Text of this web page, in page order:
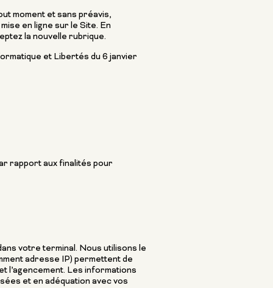
moment et sans préavis,
en ligne sur le Site. En
la nouvelle rubrique.
et Libertés du 6 janvier
rapport aux finalités pour
votre terminal. Nous utilisons le
adresse IP) permettent de
l’agencement. Les informations
et en adéquation avec vos